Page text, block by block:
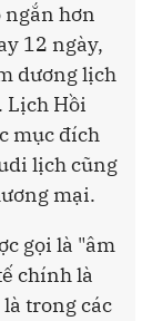
ngắn hơn
12 ngày,
dương lịch
Lịch Hồi
mục đích
lịch cũng
mại.
gọi là "âm
chính là
trong các